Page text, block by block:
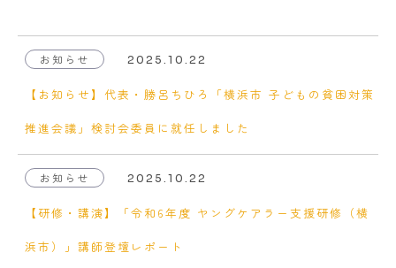
プライバシーポリシー
お知らせ 2025.10.22
【お知らせ】代表・勝呂ちひろ「横浜市 子どもの貧困対策
推進会議」検討会委員に就任しました
お知らせ 2025.10.22
【研修・講演】「令和6年度 ヤングケアラー支援研修（横
浜市）」講師登壇レポート